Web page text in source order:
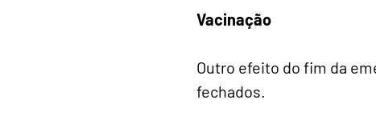
Vacinação
Outro efeito do fim da
fechados.